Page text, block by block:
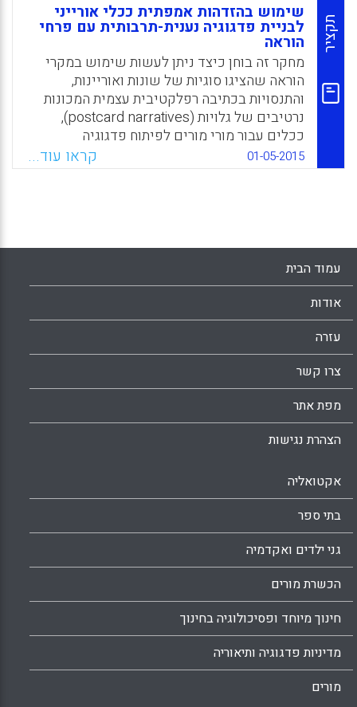
תקציר
שימוש בהזדהות אמפתית ככלי אורייני
לבניית פדגוגיה נענית-תרבותית עם פרחי
הוראה
מחקר זה בוחן כיצד ניתן לעשות שימוש במקרי
הוראה שהציגו סוגיות של שונות ואוריינות,
והתנסויות בכתיבה רפלקטיבית עצמית המכונות
נרטיבים של גלויות (postcard narratives),
ככלים עבור מורי מורים לפיתוח פדגוגיה
נענית-תרבותית (culturally responsive
pedagogy) עם פרחי הוראה (Gunn, AnnMarie
01-05-2015 קראו עוד...
עמוד הבית
אודות
עזרה
צרו קשר
מפת אתר
הצהרת נגישות
אקטואליה
בתי ספר
גני ילדים ואקדמיה
הכשרת מורים
חינוך מיוחד ופסיכולוגיה בחינוך
מדיניות פדגוגיה ותיאוריה
מורים